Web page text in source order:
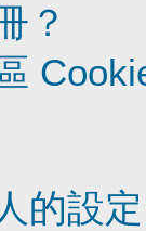
？
的設